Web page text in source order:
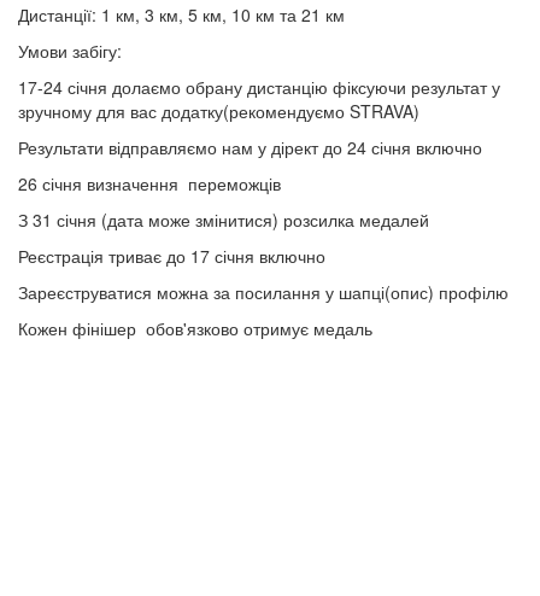
Дистанції: 1 км, 3 км, 5 км, 10 км та 21 км
Умови забігу:
17-24 січня долаємо обрану дистанцію фіксуючи результат у
зручному для вас додатку(рекомендуємо STRAVA)
Результати відправляємо нам у дірект до 24 січня включно
26 січня визначення переможців
З 31 січня (дата може змінитися) розсилка медалей
Реєстрація триває до 17 січня включно
Зареєструватися можна за посилання у шапці(опис) профілю
Кожен фінішер обов'язково отримує медаль